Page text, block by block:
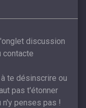
discussion
contacte
te désinscrire ou
pas t'étonner
penses pas !